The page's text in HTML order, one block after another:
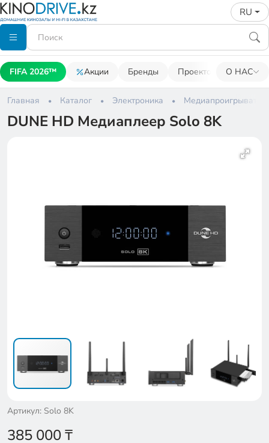
RU
FIFA 2026™ Акции Бренды Проекторы О НАС
Главная Каталог Электроника
DUNE HD Медиаплеер Solo 8K
Артикул: Solo 8K
385 000₸